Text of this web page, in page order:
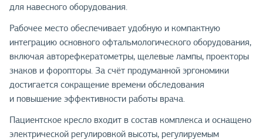
для навесного оборудования.
Рабочее место обеспечивает удобную и компактную
интеграцию основного офтальмологического оборудования,
включая авторефкератометры, щелевые лампы, проекторы
знаков и форопторы. За счёт продуманной эргономики
достигается сокращение времени обследования
и повышение эффективности работы врача.
Пациентское кресло входит в состав комплекса и оснащено
электрической регулировкой высоты, регулируемым